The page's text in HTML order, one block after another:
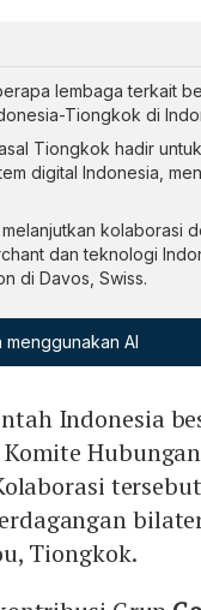
lembaga terkait
Tiongkok di
Tiongkok hadir
digital Indonesia,
kolaborasi
dan teknologi
di Davos, Swiss.
AI
Indonesia
Tiongkok.